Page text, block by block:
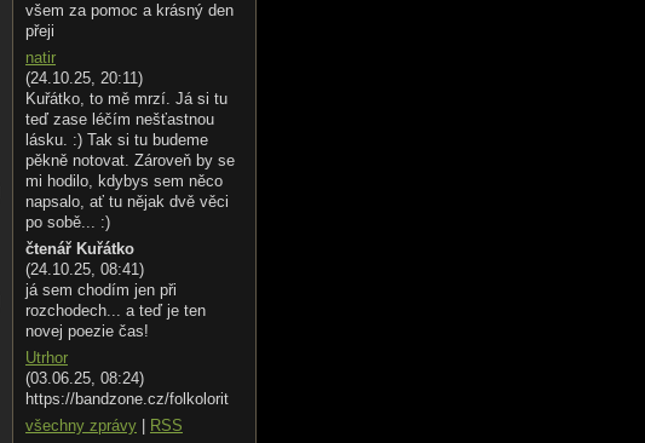
všem za pomoc a krásný den
přeji
natir
(24.10.25, 20:11)
Kuřátko, to mě mrzí. Já si tu
teď zase léčím nešťastnou
lásku. :) Tak si tu budeme
pěkně notovat. Zároveň by se
mi hodilo, kdybys sem něco
napsalo, ať tu nějak dvě věci
po sobě... :)
čtenář Kuřátko
(24.10.25, 08:41)
já sem chodím jen při
rozchodech... a teď je ten
novej poezie čas!
Utrhor
(03.06.25, 08:24)
https://bandzone.cz/folkolorit
všechny zprávy
RSS